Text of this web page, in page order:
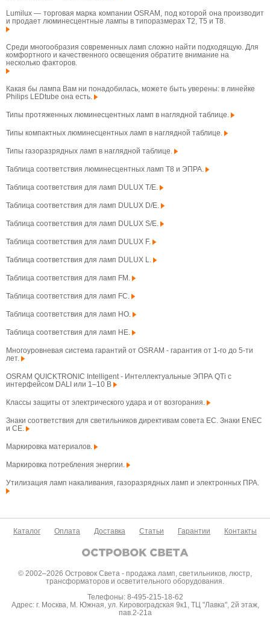
Lumilux — торговая марка компании OSRAM, под которой она производит
и продает люминесцентные лампы в типоразмерах T2, T5 и T8.
Среди многообразия современных ламп сложно найти подходящую. Для
комфортного и качественного освещения обратите внимание на
несколько факторов.
Какая бы лампа Вам ни понадобилась, можете быть уверены: в линейке
Philips LEDtube она есть.
Типы протяженных люминесцентных ламп в наглядной таблице.
Типы компактных люминесцентных ламп в наглядной таблице.
Типы газоразрядных ламп в наглядной таблице.
Таблица соответствия люминесцентных ламп T8 и ЭПРА.
Таблица соответствия для ламп DULUX T/E.
Таблица соответствия для ламп DULUX D/E.
Таблица соответствия для ламп DULUX S/E.
Таблица соответствия для ламп DULUX F.
Таблица соответствия для ламп DULUX L.
Таблица соответствия для ламп FM.
Таблица соответствия для ламп FC.
Таблица соответствия для ламп HO.
Таблица соответствия для ламп HE.
Многоуровневая система гарантий от OSRAM - гарантия от 1-го до 5-ти
лет.
OSRAM QUICKTRONIC Intelligent - Интеллектуальные ЭПРА QTi с
интерфейсом DALI или 1–10 В
Классы защиты от электрического удара и от возгорания.
Знаки соответствия для светильников директивам совета ЕС. Знаки ENEC
и CE.
Маркировка материалов.
Маркировка потребления энергии.
Утилизация ламп накаливания, газоразрядных ламп и электронных ПРА.
Каталог Оплата Доставка Статьи Гарантии Контакты
© 2002–2026 Островок Света - продажа ламп, светильников, люстр,
трансформаторов и осветительного оборудования.
Телефоны: 8-495-215-18-62
Адрес: г. Москва, М. Южная, ул. Кировоградская 9к1, ТЦ "Лавка", 2й этаж,
пав.2-21а